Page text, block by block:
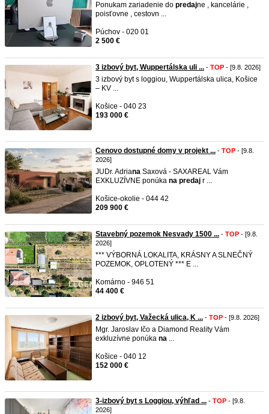
Ponukam zariadenie do predajne , kancelárie ,
poisťovne , cestovn ...
Púchov - 020 01
2 500 €
3 izbový byt, Wuppertálska uli ... - TOP - [9.8. 2026]
3 izbový byt s loggiou, Wuppertálska ulica, Košice
– KV ...
Košice - 040 23
193 000 €
Cenovo dostupné domy v projekt ... - TOP - [9.8.
2026]
JUDr. Adriana Saxová - SAXAREAL Vám
EXKLUZÍVNE ponúka na predaj r ...
Košice-okolie - 044 42
209 900 €
Stavebný pozemok Nesvady 1500 ... - TOP - [9.8.
2026]
*** VÝBORNÁ LOKALITA, KRÁSNY A SLNEČNÝ
POZEMOK, OPLOTENÝ *** E ...
Komárno - 946 51
44 400 €
2 izbový byt, Važecká ulica, K ... - TOP - [9.8. 2026]
Mgr. Jaroslav Ičo a Diamond Reality Vám
exkluzívne ponúka na ...
Košice - 040 12
152 000 €
3-izbový byt s Loggiou, výhľad ... - TOP - [9.8.
2026]